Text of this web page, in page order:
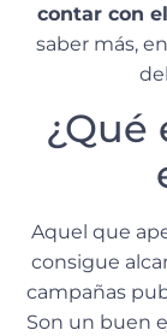
contar con
saber más, en
¿Qué
Aquel que
consigue
campañas
Son un buen